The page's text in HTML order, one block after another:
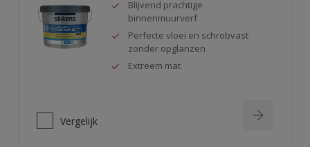
Blijvend prachtige
binnenmuurverf
Perfecte vloei en schrobvast
zonder opglanzen
Extreem mat
Vergelijk